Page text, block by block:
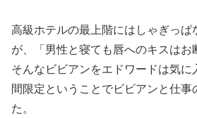
高級ホテルの最上階にはしゃぎっぱ
が、「男性と寝ても唇へのキスはお
そんなビビアンをエドワードは気に
間限定ということでビビアンと仕事
た。